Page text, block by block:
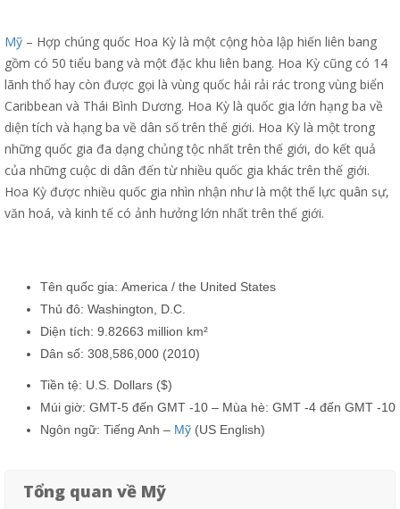
Mỹ – Hợp chúng quốc Hoa Kỳ là một cộng hòa lập hiến liên bang
gồm có 50 tiểu bang và một đặc khu liên bang. Hoa Kỳ cũng có 14
lãnh thổ hay còn được gọi là vùng quốc hải rải rác trong vùng biển
Caribbean và Thái Bình Dương. Hoa Kỳ là quốc gia lớn hạng ba về
diện tích và hạng ba về dân số trên thế giới. Hoa Kỳ là một trong
những quốc gia đa dạng chủng tộc nhất trên thế giới, do kết quả
của những cuộc di dân đến từ nhiều quốc gia khác trên thế giới.
Hoa Kỳ được nhiều quốc gia nhìn nhận như là một thế lực quân sự,
văn hoá, và kinh tế có ảnh hưởng lớn nhất trên thế giới.
Tên quốc gia: America / the United States
Thủ đô: Washington, D.C.
Diện tích: 9.82663 million km²
Dân số: 308,586,000 (2010)
Tiền tệ: U.S. Dollars ($)
Múi giờ: GMT-5 đến GMT -10 – Mùa hè: GMT -4 đến GMT -10
Ngôn ngữ: Tiếng Anh – Mỹ (US English)
Tổng quan về Mỹ